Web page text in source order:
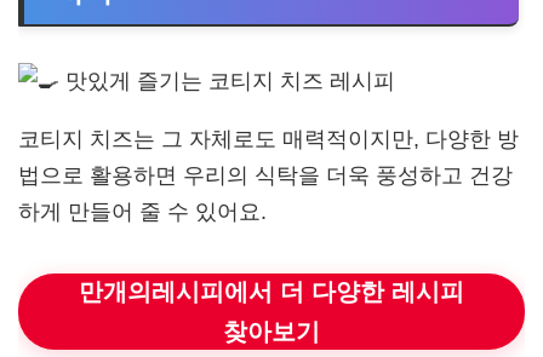
코티지 치즈는 그 자체로도 매력적이지만, 다양한 방
법으로 활용하면 우리의 식탁을 더욱 풍성하고 건강
하게 만들어 줄 수 있어요.
만개의레시피에서 더 다양한 레시피
찾아보기